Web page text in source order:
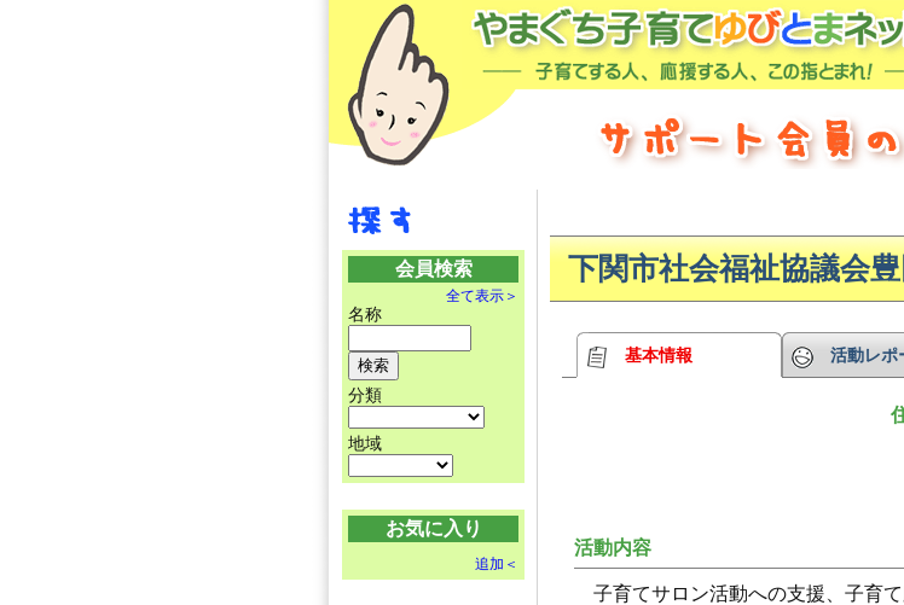
会員検索
全て表示＞
名称
分類
地域
お気に入り
追加＜
下関市社会福祉協議会
基本情報 活動レポ
活動内容
子育てサロン活動への支援、子育